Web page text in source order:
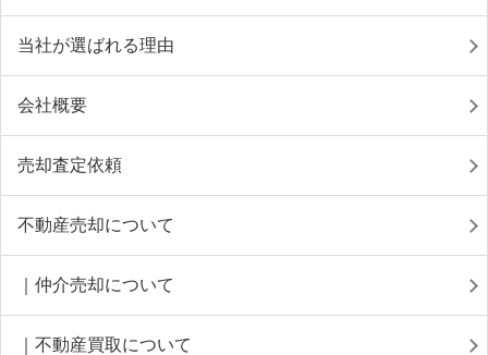
当社が選ばれる理由
会社概要
売却査定依頼
不動産売却について
｜仲介売却について
｜不動産買取について